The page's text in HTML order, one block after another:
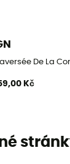
De La
Kč